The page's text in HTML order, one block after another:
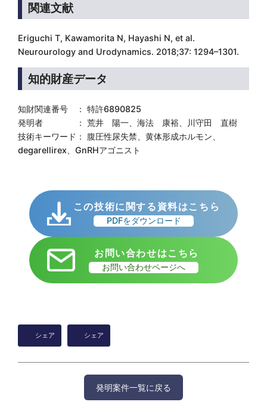
関連文献
Eriguchi T, Kawamorita N, Hayashi N, et al.
Neurourology and Urodynamics. 2018;37: 1294–1301.
知的財産データ
知財関連番号 ： 特許6890825
発明者 ： 荒井 陽一、海法 康裕、川守田 直樹
技術キーワード： 腹圧性尿失禁、黄体形成ホルモン、
degarellirex、GnRHアゴニスト
この技術に関する資料はこちら
PDFをダウンロード
お問い合わせはこちら
お問い合わせページへ
シェア シェア
発明案件一覧に戻る